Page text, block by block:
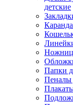
детские
Папки
Пеналы